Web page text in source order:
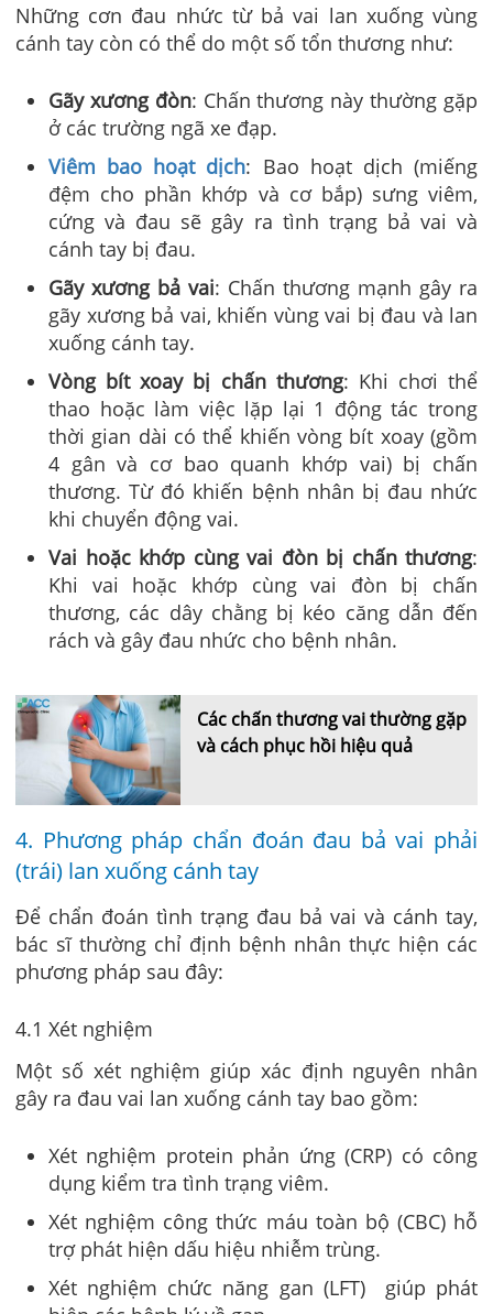
Những cơn đau nhức từ bả vai lan xuống vùng
cánh tay còn có thể do một số tổn thương như:
Gãy xương đòn: Chấn thương này thường gặp
ở các trường ngã xe đạp.
Viêm bao hoạt dịch: Bao hoạt dịch (miếng
đệm cho phần khớp và cơ bắp) sưng viêm,
cứng và đau sẽ gây ra tình trạng bả vai và
cánh tay bị đau.
Gãy xương bả vai: Chấn thương mạnh gây ra
gãy xương bả vai, khiến vùng vai bị đau và lan
xuống cánh tay.
Vòng bít xoay bị chấn thương: Khi chơi thể
thao hoặc làm việc lặp lại 1 động tác trong
thời gian dài có thể khiến vòng bít xoay (gồm
4 gân và cơ bao quanh khớp vai) bị chấn
thương. Từ đó khiến bệnh nhân bị đau nhức
khi chuyển động vai.
Vai hoặc khớp cùng vai đòn bị chấn thương:
Khi vai hoặc khớp cùng vai đòn bị chấn
thương, các dây chằng bị kéo căng dẫn đến
rách và gây đau nhức cho bệnh nhân.
Các chấn thương vai thường gặp
và cách phục hồi hiệu quả
4. Phương pháp chẩn đoán đau bả vai phải
(trái) lan xuống cánh tay
Để chẩn đoán tình trạng đau bả vai và cánh tay,
bác sĩ thường chỉ định bệnh nhân thực hiện các
phương pháp sau đây:
4.1 Xét nghiệm
Một số xét nghiệm giúp xác định nguyên nhân
gây ra đau vai lan xuống cánh tay bao gồm:
Xét nghiệm protein phản ứng (CRP) có công
dụng kiểm tra tình trạng viêm.
Xét nghiệm công thức máu toàn bộ (CBC) hỗ
trợ phát hiện dấu hiệu nhiễm trùng.
Xét nghiệm chức năng gan (LFT) giúp phát